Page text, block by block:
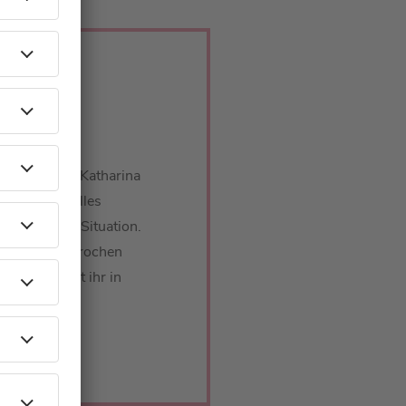
das mit Katharina
ihr aktuelles
WG-Situation.
gesprochen
hört ihr in